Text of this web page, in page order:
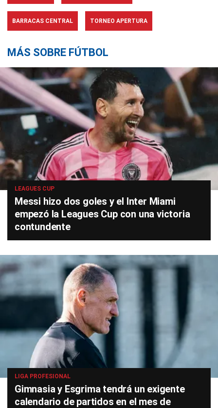
BARRACAS CENTRAL TORNEO APERTURA
MÁS SOBRE FÚTBOL
LEAGUES CUP
Messi hizo dos goles y el Inter Miami
empezó la Leagues Cup con una victoria
contundente
LIGA PROFESIONAL
Gimnasia y Esgrima tendrá un exigente
calendario de partidos en el mes de